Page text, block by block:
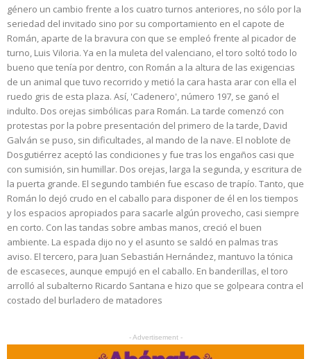
género un cambio frente a los cuatro turnos anteriores, no sólo por la
seriedad del invitado sino por su comportamiento en el capote de
Román, aparte de la bravura con que se empleó frente al picador de
turno, Luis Viloria. Ya en la muleta del valenciano, el toro soltó todo lo
bueno que tenía por dentro, con Román a la altura de las exigencias
de un animal que tuvo recorrido y metió la cara hasta arar con ella el
ruedo gris de esta plaza. Así, 'Cadenero', número 197, se ganó el
indulto. Dos orejas simbólicas para Román. La tarde comenzó con
protestas por la pobre presentación del primero de la tarde, David
Galván se puso, sin dificultades, al mando de la nave. El noblote de
Dosgutiérrez aceptó las condiciones y fue tras los engaños casi que
con sumisión, sin humillar. Dos orejas, larga la segunda, y escritura de
la puerta grande. El segundo también fue escaso de trapío. Tanto, que
Román lo dejó crudo en el caballo para disponer de él en los tiempos
y los espacios apropiados para sacarle algún provecho, casi siempre
en corto. Con las tandas sobre ambas manos, creció el buen
ambiente. La espada dijo no y el asunto se saldó en palmas tras
aviso. El tercero, para Juan Sebastián Hernández, mantuvo la tónica
de escaseces, aunque empujó en el caballo. En banderillas, el toro
arrolló al subalterno Ricardo Santana e hizo que se golpeara contra el
costado del burladero de matadores
- Advertisement -